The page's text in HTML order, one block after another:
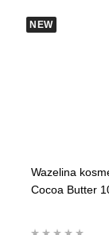
NEW
Wazelina
Cocoa Butter